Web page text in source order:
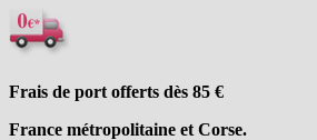
Frais de port offerts dès 85 €
France métropolitaine et Corse.